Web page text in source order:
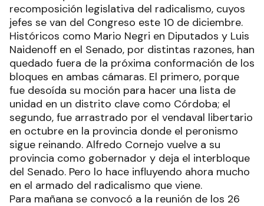
recomposición legislativa del radicalismo, cuyos
jefes se van del Congreso este 10 de diciembre.
Históricos como Mario Negri en Diputados y Luis
Naidenoff en el Senado, por distintas razones, han
quedado fuera de la próxima conformación de los
bloques en ambas cámaras. El primero, porque
fue desoída su moción para hacer una lista de
unidad en un distrito clave como Córdoba; el
segundo, fue arrastrado por el vendaval libertario
en octubre en la provincia donde el peronismo
sigue reinando. Alfredo Cornejo vuelve a su
provincia como gobernador y deja el interbloque
del Senado. Pero lo hace influyendo ahora mucho
en el armado del radicalismo que viene.
Para mañana se convocó a la reunión de los 26